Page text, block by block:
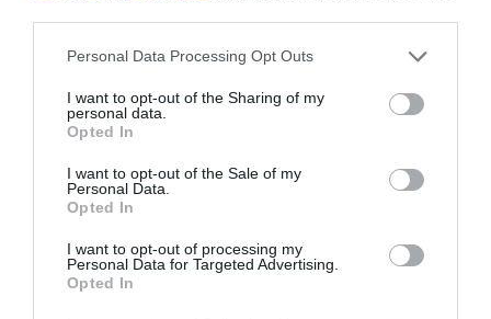
Personal Data Processing Opt Outs
I want to opt-out of the Sharing of my
personal data.
Opted In
I want to opt-out of the Sale of my
Personal Data.
Opted In
I want to opt-out of processing my
Personal Data for Targeted Advertising.
Opted In
αυτήν την περίπτωση, καλό θα ήταν να λύσουµε αµέσως
τα φρένα του µηχανισµού, ώστε να ακουµπήσει το µολύβι
στο βυθό, και να βάλουµε νεκρά στη µηχανή (συνήθως
χρησιµοποιούµε τη βοηθητική).